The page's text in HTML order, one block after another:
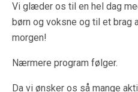
Vi glæder os til en hel dag
børn og voksne og til et brag
morgen!
Nærmere program følger.
Da vi ønsker os så mange